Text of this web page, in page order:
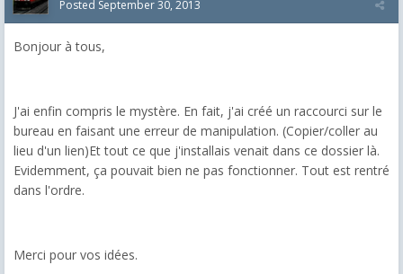
Posted September 30, 2013
Bonjour à tous,
J'ai enfin compris le mystère. En fait, j'ai créé un raccourci sur le
bureau en faisant une erreur de manipulation. (Copier/coller au
lieu d'un lien)Et tout ce que j'installais venait dans ce dossier là.
Evidemment, ça pouvait bien ne pas fonctionner. Tout est rentré
dans l'ordre.
Merci pour vos idées.